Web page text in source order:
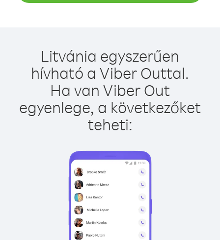
Litvánia egyszerűen
hívható a Viber Outtal.
Ha van Viber Out
egyenlege, a következőket
teheti: